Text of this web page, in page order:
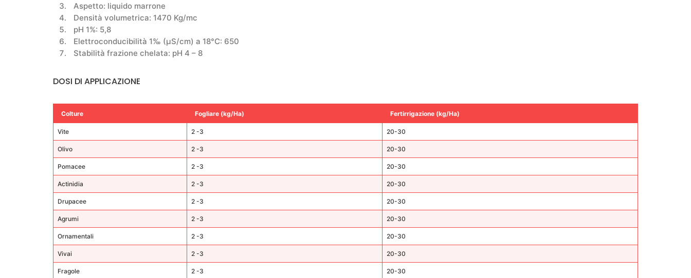
Aspetto: liquido marrone
Densità volumetrica: 1470 Kg/mc
pH 1%: 5,8
Elettroconducibilità 1‰ (μS/cm) a 18°C: 650
Stabilità frazione chelata: pH 4 – 8
DOSI DI APPLICAZIONE
Colture Fogliare (kg/Ha) Fertirrigazione (kg/Ha)
Vite 2 -3 20-30
Olivo 2 -3 20-30
Pomacee 2 -3 20-30
Actinidia 2 -3 20-30
Drupacee 2 -3 20-30
Agrumi 2 -3 20-30
Ornamentali 2 -3 20-30
Vivai 2 -3 20-30
Fragole 2 -3 20-30